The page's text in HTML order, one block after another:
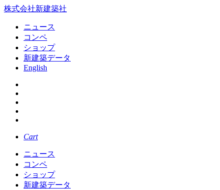
株式会社新建築社
ニュース
コンペ
ショップ
新建築データ
English
Cart
ニュース
コンペ
ショップ
新建築データ